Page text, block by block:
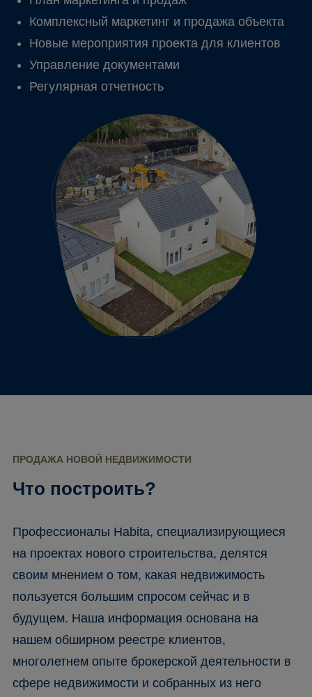
Комплексный маркетинг и продажа объекта
Новые мероприятия проекта для клиентов
Управление документами
Регулярная отчетность
ПРОДАЖА НОВОЙ НЕДВИЖИМОСТИ
Что построить?
Профессионалы Habita, специализирующиеся
на проектах нового строительства, делятся
своим мнением о том, какая недвижимость
пользуется большим спросом сейчас и в
будущем. Наша информация основана на
нашем обширном реестре клиентов,
многолетнем опыте брокерской деятельности в
сфере недвижимости и собранных из него